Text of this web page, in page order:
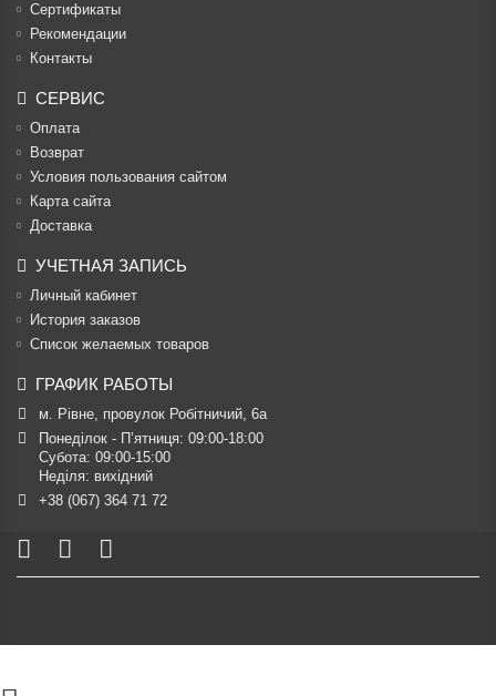
Cертификаты
Рекомендации
Контакты
СЕРВИС
Оплата
Возврат
Условия пользования сайтом
Карта сайта
Доставка
УЧЕТНАЯ ЗАПИСЬ
Личный кабинет
История заказов
Список желаемых товаров
ГРАФИК РАБОТЫ
м. Рівне, провулок Робітничий, 6а
Понеділок - П’ятниця: 09:00-18:00
Субота: 09:00-15:00
Неділя: вихідний
+38 (067) 364 71 72